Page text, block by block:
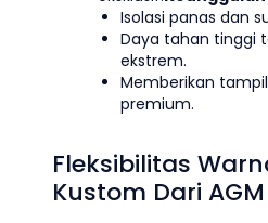
Isolasi panas dan
Daya tahan tinggi
ekstrem.
Memberikan
premium.
Fleksibilitas
Kustom Dari AGM